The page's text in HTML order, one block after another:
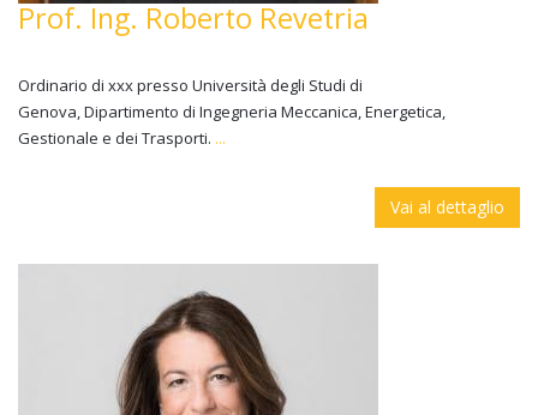
Prof. Ing. Roberto Revetria
Ordinario di xxx presso Università degli Studi di
Genova, Dipartimento di Ingegneria Meccanica, Energetica,
Gestionale e dei Trasporti. ...
Vai al dettaglio